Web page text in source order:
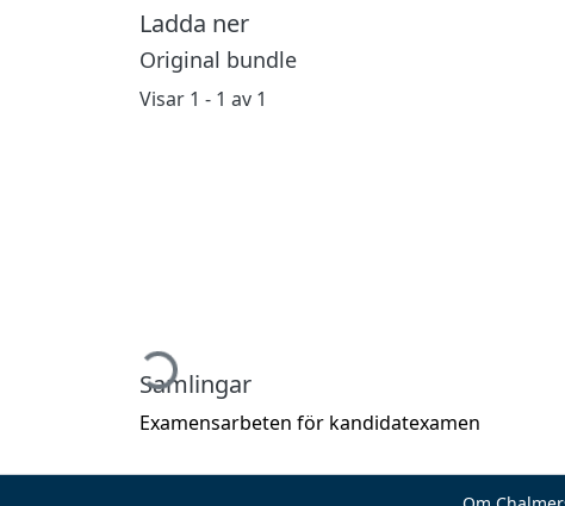
Ladda ner
Original bundle
Visar 1 - 1 av 1
Hämtar...
Samlingar
Examensarbeten för kandidatexamen